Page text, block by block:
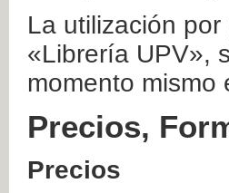
La utilización
«Librería UPV»,
momento mismo
Precios,
Precios